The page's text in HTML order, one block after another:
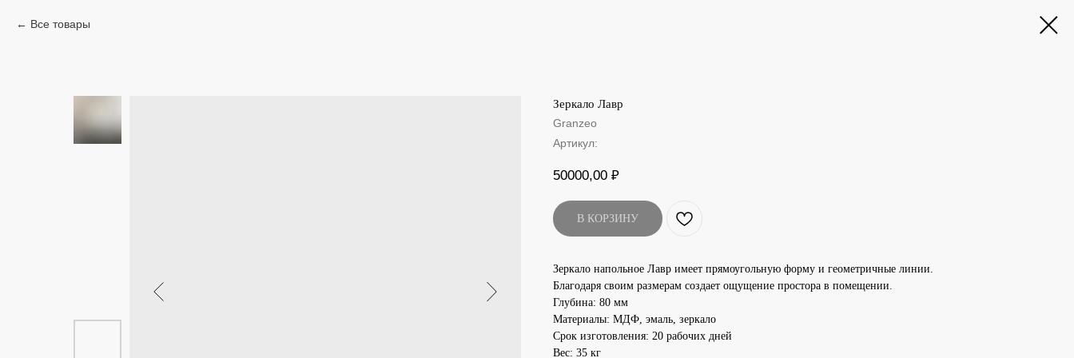
Все товары
Зеркало Лавр
Granzeo
Артикул:
50000,00 ₽
В КОРЗИНУ
Зеркало напольное Лавр имеет прямоугольную форму и геометричные линии.
Благодаря своим размерам создает ощущение простора в помещении.
Глубина: 80 мм
Материалы: МДФ, эмаль, зеркало
Срок изготовления: 20 рабочих дней
Вес: 35 кг